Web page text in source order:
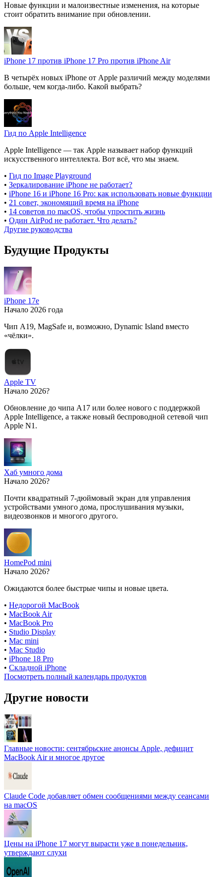
Новые функции и малоизвестные изменения, на которые
стоит обратить внимание при обновлении.
iPhone 17 против iPhone 17 Pro против iPhone Air
В четырёх новых iPhone от Apple различий между моделями
больше, чем когда-либо. Какой выбрать?
Гид по Apple Intelligence
Apple Intelligence — так Apple называет набор функций
искусственного интеллекта. Вот всё, что мы знаем.
• Гид по Image Playground
• Зеркалирование iPhone не работает?
• iPhone 16 и iPhone 16 Pro: как использовать новые функции
• 21 совет, экономящий время на iPhone
• 14 советов по macOS, чтобы упростить жизнь
• Один AirPod не работает. Что делать?
Другие руководства
Будущие Продукты
iPhone 17e
Начало 2026 года
Чип A19, MagSafe и, возможно, Dynamic Island вместо
«чёлки».
Apple TV
Начало 2026?
Обновление до чипа A17 или более нового с поддержкой
Apple Intelligence, а также новый беспроводной сетевой чип
Apple N1.
Хаб умного дома
Начало 2026?
Почти квадратный 7-дюймовый экран для управления
устройствами умного дома, прослушивания музыки,
видеозвонков и многого другого.
HomePod mini
Начало 2026?
Ожидаются более быстрые чипы и новые цвета.
• Недорогой MacBook
• MacBook Air
• MacBook Pro
• Studio Display
• Mac mini
• Mac Studio
• iPhone 18 Pro
• Складной iPhone
Посмотреть полный календарь продуктов
Другие новости
Главные новости: сентябрьские анонсы Apple, дефицит
MacBook Air и многое другое
Claude Code добавляет обмен сообщениями между сеансами
на macOS
Цены на iPhone 17 могут вырасти уже в понедельник,
утверждают слухи